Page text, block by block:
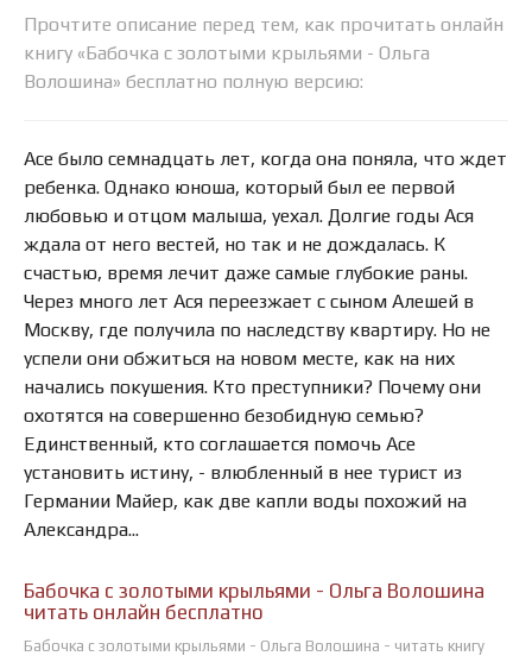
Прочтите описание перед тем, как прочитать онлайн
книгу «Бабочка с золотыми крыльями - Ольга
Волошина» бесплатно полную версию:
Асе было семнадцать лет, когда она поняла, что ждет
ребенка. Однако юноша, который был ее первой
любовью и отцом малыша, уехал. Долгие годы Ася
ждала от него вестей, но так и не дождалась. К
счастью, время лечит даже самые глубокие раны.
Через много лет Ася переезжает с сыном Алешей в
Москву, где получила по наследству квартиру. Но не
успели они обжиться на новом месте, как на них
начались покушения. Кто преступники? Почему они
охотятся на совершенно безобидную семью?
Единственный, кто соглашается помочь Асе
установить истину, - влюбленный в нее турист из
Германии Майер, как две капли воды похожий на
Александра...
Бабочка с золотыми крыльями - Ольга Волошина
читать онлайн бесплатно
Бабочка с золотыми крыльями - Ольга Волошина - читать книгу